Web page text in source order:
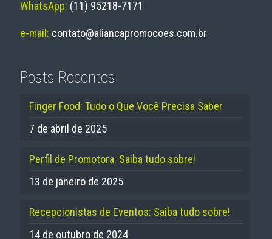
WhatsApp: (11) 95218-7171
e-mail: contato@aliancapromocoes.com.br
Posts Recentes
Finger Food: Tudo o Que Você Precisa Saber
7 de abril de 2025
Perfil de Promotora: Saiba tudo sobre!
13 de janeiro de 2025
Recepcionistas de Eventos: Saiba tudo sobre!
14 de outubro de 2024